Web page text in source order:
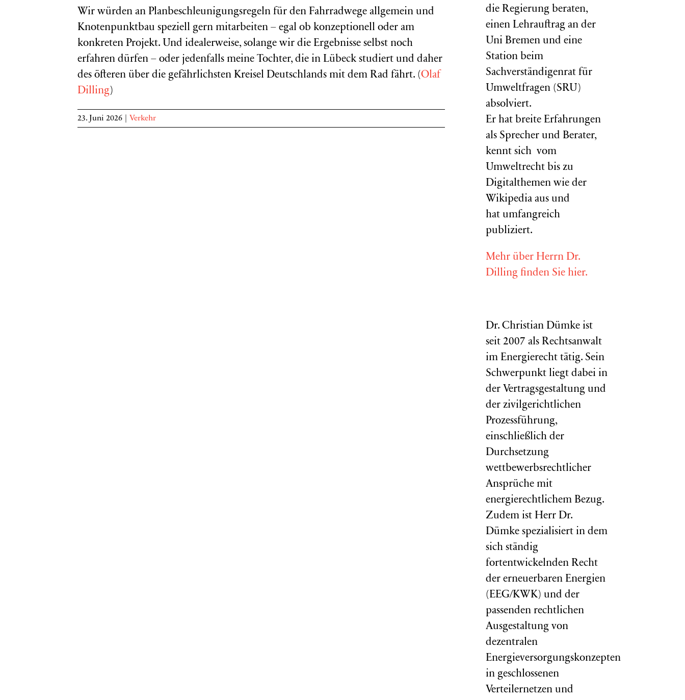
Wir würden an Planbeschleunigungsregeln für den Fahrradwege allgemein und
Knotenpunktbau speziell gern mitarbeiten – egal ob konzeptionell oder am
konkreten Projekt. Und idealerweise, solange wir die Ergebnisse selbst noch
erfahren dürfen – oder jedenfalls meine Tochter, die in Lübeck studiert und daher
des öfteren über die gefährlichsten Kreisel Deutschlands mit dem Rad fährt. (Olaf
Dilling)
23. Juni 2026 Verkehr
die Regierung beraten,
einen Lehrauftrag an der
Uni Bremen und eine
Station beim
Sachverständigenrat für
Umweltfragen (SRU)
absolviert.
Er hat breite Erfahrungen
als Sprecher und Berater,
kennt sich vom
Umweltrecht bis zu
Digitalthemen wie der
Wikipedia aus und
hat umfangreich
publiziert.
Mehr über Herrn Dr.
Dilling finden Sie hier.
Dr. Christian Dümke ist
seit 2007 als Rechtsanwalt
im Energierecht tätig. Sein
Schwerpunkt liegt dabei in
der Vertragsgestaltung und
der zivilgerichtlichen
Prozessführung,
einschließlich der
Durchsetzung
wettbewerbsrechtlicher
Ansprüche mit
energierechtlichem Bezug.
Zudem ist Herr Dr.
Dümke spezialisiert in dem
sich ständig
fortentwickelnden Recht
der erneuerbaren Energien
(EEG/KWK) und der
passenden rechtlichen
Ausgestaltung von
dezentralen
Energieversorgungskonzepten
in geschlossenen
Verteilernetzen und